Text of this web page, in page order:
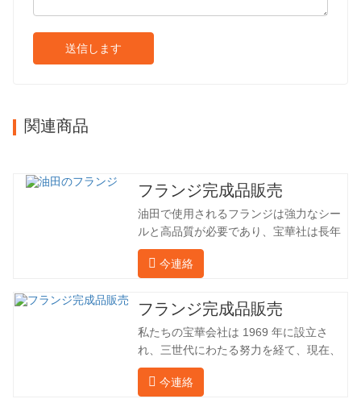
送信します
関連商品
フランジ完成品販売
油田で使用されるフランジは強力なシー
ルと高品質が必要であり、宝華社は長年
油田でフランジを加工し、間接的に外国
（ドイツ、ロシア）に輸出してきまし
社は海外の顧客と直接輸出入し、第三者
手数料を回避して、強力な製品品質と低
価格を確保したいと考えています。以下
の表はこの製品の情報です。以下に当社
の簡単な紹介をさせていただきます。 材
料 4130-75K 硬度 207-237 内径 57.76 外
今連絡
フランジ完成品販売
私たちの宝華会社は 1969 年に設立さ
れ、三世代にわたる努力を経て、現在、
敷地面積は 50,000 平方メートル、建築
面積は 25,000 平方メートルです。従業
今連絡